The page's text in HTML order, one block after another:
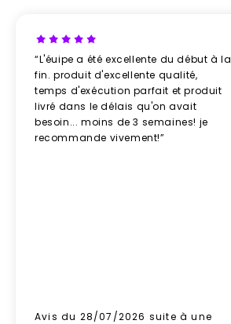
“L'éuipe a été excellente du début à la
fin. produit d'excellente qualité,
temps d'exécution parfait et produit
livré dans le délais qu'on avait
besoin... moins de 3 semaines! je
recommande vivement!”
Avis du 28/07/2026 suite à une